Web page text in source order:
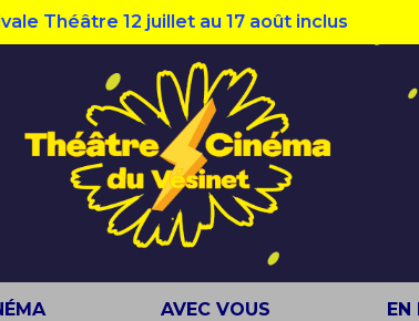
12 juillet au 17 août inclus
AVEC VOUS EN